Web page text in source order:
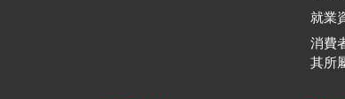
就業
消費
其所